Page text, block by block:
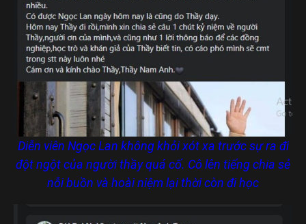
Diễn viên Ngọc Lan không khỏi xót xa trước sự ra đi
đột ngột của người thầy quá cố. Cô lên tiếng chia sẻ
nỗi buồn và hoài niệm lại thời còn đi học